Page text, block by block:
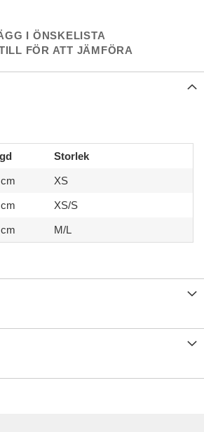
I ÖNSKELISTA
FÖR ATT JÄMFÖRA
Storlek
XS
XS/S
M/L